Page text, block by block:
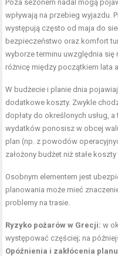
Poza sezonem nadal mogą
wpływają na przebieg wyjazdu.
występują często od maja do
bezpieczeństwo oraz komfort
wyborze terminu uwzględnia
różnicę między początkiem lata
W budżecie i planie dnia
dodatkowe koszty. Zwykle
dopłaty do określonych usług,
wydatków ponosisz w obcej
plan (np. z powodów
założony budżet niż stałe koszty
Osobnym elementem jest
planowania może mieć
problemy na trasie.
Ryzyko pożarów w Grecji: w
występować częściej; na
Opóźnienia i zakłócenia